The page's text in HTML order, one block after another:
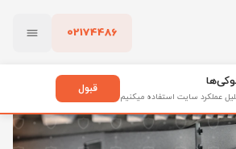
02174486
پاک کردن
و کاربرد آن
عملکرد سایت استفاده میکنیم
قبول